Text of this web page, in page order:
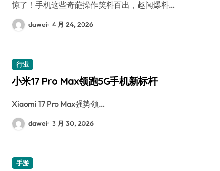
惊了！手机这些奇葩操作笑料百出，趣闻爆料…
dawei 4 月 24, 2026
行业
小米17 Pro Max领跑5G手机新标杆
Xiaomi 17 Pro Max强势领…
dawei 3 月 30, 2026
手游